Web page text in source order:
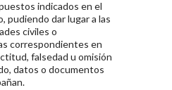
indicados en el
pudiendo dar lugar a las
civiles o
correspondientes en
falsedad u omisión
datos o documentos